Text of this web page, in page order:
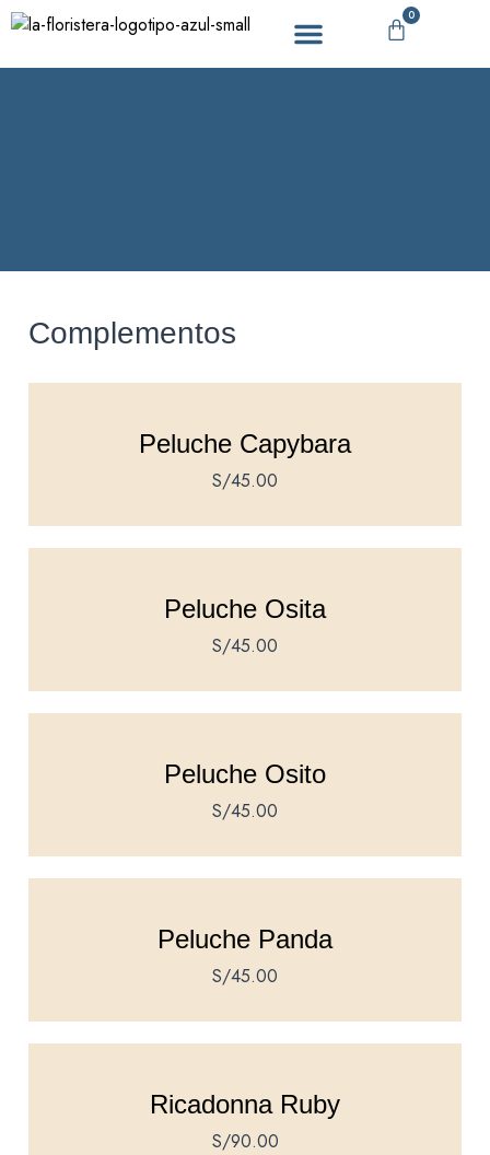
0
Complementos
Peluche Capybara
S/45.00
Peluche Osita
S/45.00
Peluche Osito
S/45.00
Peluche Panda
S/45.00
Ricadonna Ruby
S/90.00